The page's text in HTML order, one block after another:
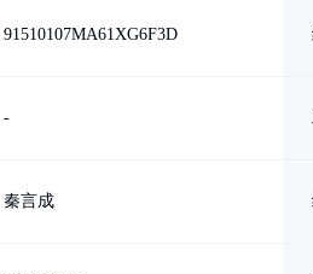
91510107MA61XG6F3D
-
秦言成